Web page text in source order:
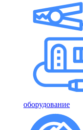
оборудование